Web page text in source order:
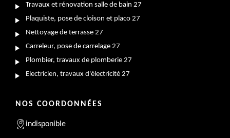
Travaux et rénovation salle de bain 27
Plaquiste, pose de cloison et placo 27
Nettoyage de terrasse 27
Carreleur, pose de carrelage 27
Plombier, travaux de plomberie 27
Electricien, travaux d'électricité 27
NOS COORDONNÉES
indisponible